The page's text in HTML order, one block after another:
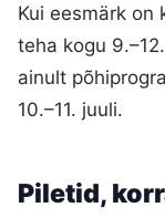
Kui eesmärk on
teha kogu
ainult
10.–11. juuli.
Piletid,